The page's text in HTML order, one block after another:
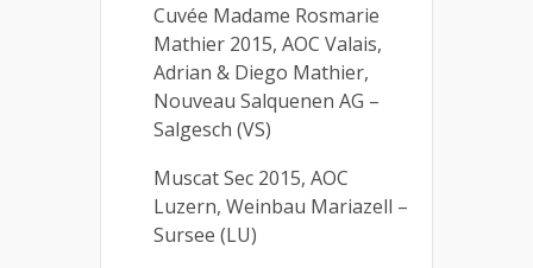
Cuvée Madame Rosmarie
Mathier 2015, AOC Valais,
Adrian & Diego Mathier,
Nouveau Salquenen AG –
Salgesch (VS)
Muscat Sec 2015, AOC
Luzern, Weinbau Mariazell –
Sursee (LU)